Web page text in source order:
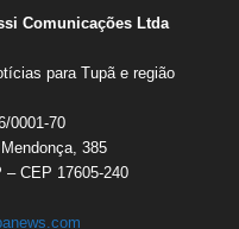
Comunicações Ltda
para Tupã e região
0001-70
385
– CEP 17605-240